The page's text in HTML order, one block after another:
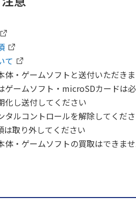
て
体・ゲームソフトと送付いただき
ゲームソフト・microSDカードは
化し送付してください
タルコントロールを解除してくだ
は取り外してください
体・ゲームソフトの買取はできま